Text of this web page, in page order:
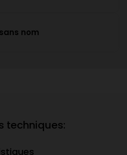
nom
techniques: